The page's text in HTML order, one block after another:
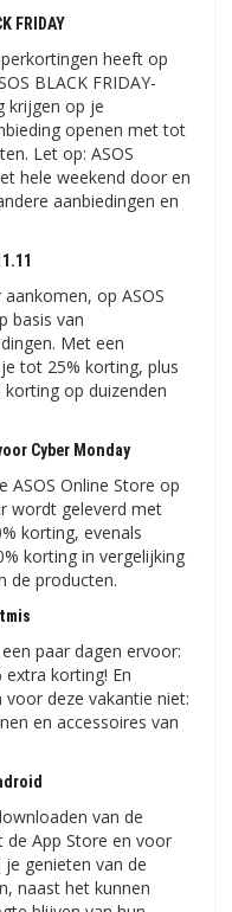
FRIDAY
heeft op
BLACK FRIDAY-
krijgen op je
openen met tot
Let op: ASOS
hele weekend door en
aanbiedingen en
op ASOS
basis van
Met een
tot 25% korting, plus
op duizenden
Cyber ​​​​Monday
ASOS Online Store op
wordt geleverd met
korting, evenals
korting in vergelijking
de producten.
paar dagen ervoor:
extra korting! En
deze vakantie niet:
en accessoires van
van de
de App Store en voor
genieten van de
naast het kunnen